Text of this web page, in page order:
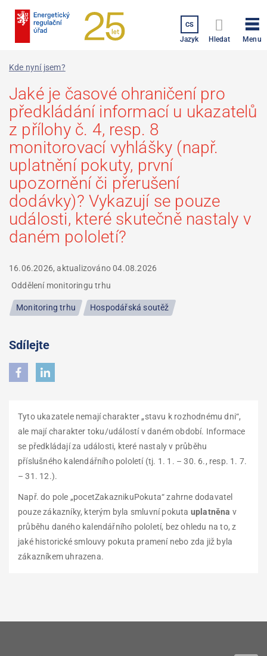
CS
Jazyk Hledat Menu
Kde nyní jsem?
Jaké je časové ohraničení pro
předkládání informací u ukazatelů
z přílohy č. 4, resp. 8
monitorovací vyhlášky (např.
uplatnění pokuty, první
upozornění či přerušení
dodávky)? Vykazují se pouze
události, které skutečně nastaly v
daném pololetí?
16.06.2026, aktualizováno04.08.2026
Oddělení monitoringu trhu
Monitoring trhu Hospodářská soutěž
Tyto ukazatele nemají charakter „stavu k rozhodnému dni“,
ale mají charakter toku/událostí v daném období. Informace
se předkládají za události, které nastaly v průběhu
příslušného kalendářního pololetí (tj. 1. 1. – 30. 6., resp. 1. 7.
– 31. 12.).
Např. do pole „pocetZakaznikuPokuta“ zahrne dodavatel
pouze zákazníky, kterým byla smluvní pokuta uplatněna v
průběhu daného kalendářního pololetí, bez ohledu na to, z
jaké historické smlouvy pokuta pramení nebo zda již byla
zákazníkem uhrazena.
Sdílejte